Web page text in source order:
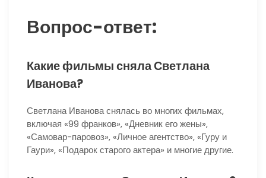
Вопрос-ответ:
Какие фильмы сняла Светлана
Иванова?
Светлана Иванова снялась во многих фильмах,
включая «99 франков», «Дневник его жены»,
«Самовар-паровоз», «Личное агентство», «Гуру и
Гаури», «Подарок старого актера» и многие другие.